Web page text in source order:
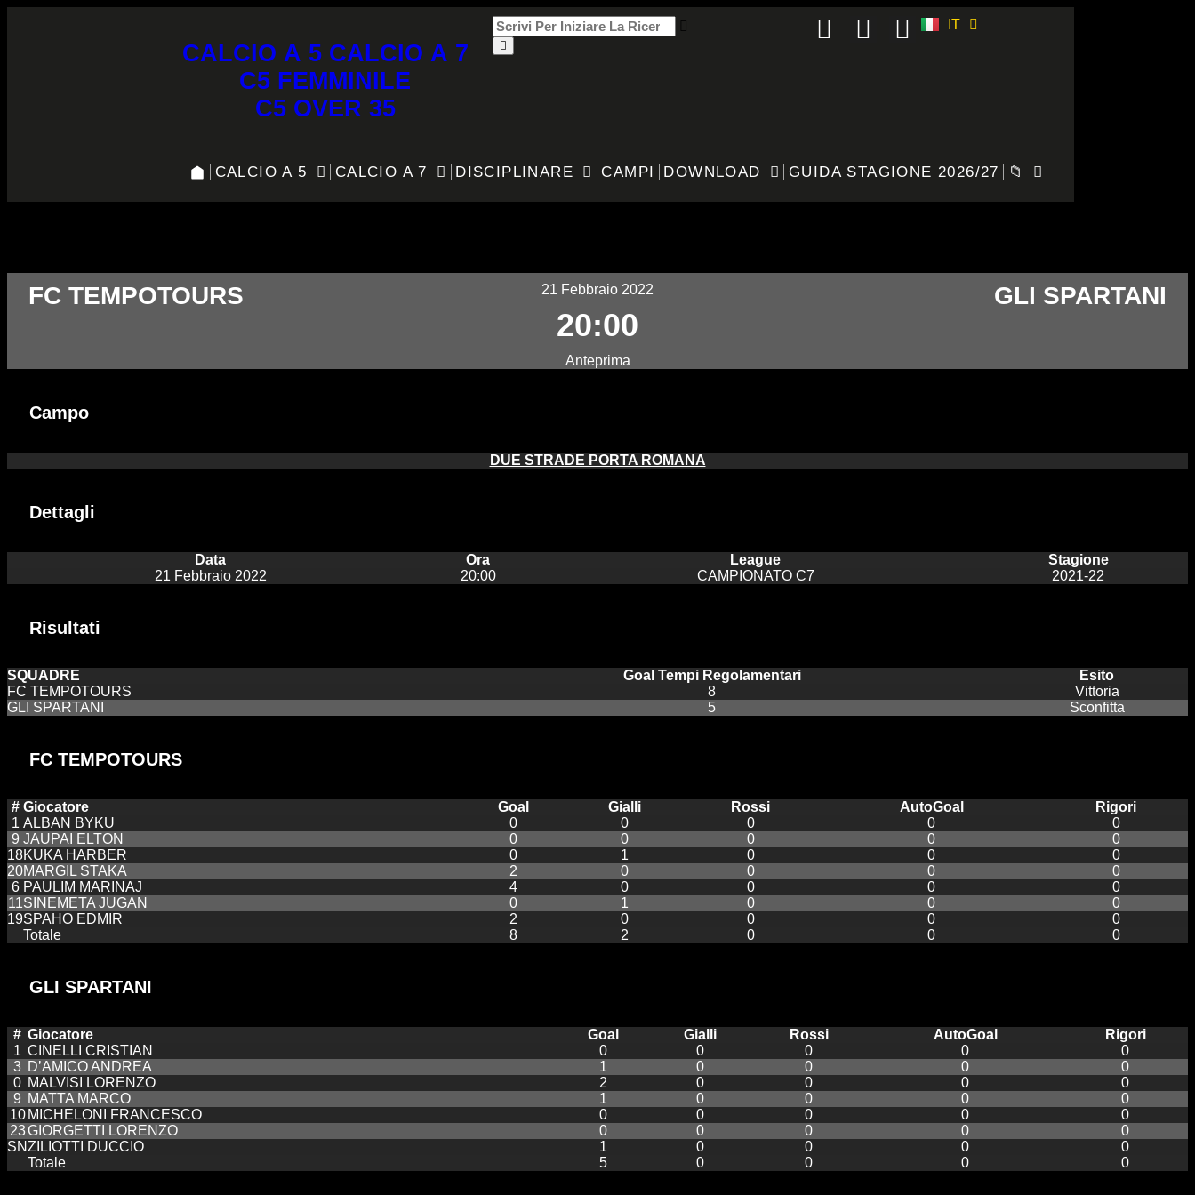
CALCIO A 5 CALCIO A 7
C5 FEMMINILE
C5 OVER 35
IT
ES
CALCIO A 5 CALCIO A 7 DISCIPLINARE CAMPI DOWNLOAD GUIDA STAGIONE 2026/27 📁
FC TEMPOTOURS GLI SPARTANI
21 Febbraio 2022
20:00
Anteprima
Campo
DUE STRADE PORTA ROMANA
Dettagli
Data Ora League
Stagione
21 Febbraio 2022
20:00 CAMPIONATO C7 2021-22
Risultati
SQUADRE Goal Tempi Regolamentari
Esito
FC TEMPOTOURS
8
Vittoria
GLI SPARTANI
5 Sconfitta
FC TEMPOTOURS
# Giocatore Goal Gialli Rossi AutoGoal
Rigori
1 ALBAN BYKU 0 0 0 0
0
9 JAUPAI ELTON 0 0 0 0
0
18KUKA HARBER 0 1 0 0
0
20MARGIL STAKA 2 0 0 0
0
6 PAULIM MARINAJ 4 0 0 0
0
11SINEMETA JUGAN 0 1 0 0
0
19SPAHO EDMIR 2 0 0 0
0
Totale
8 2 0 0 0
GLI SPARTANI
# Giocatore Goal Gialli Rossi AutoGoal
Rigori
1 CINELLI CRISTIAN 0 0 0 0
0
3 D’AMICO ANDREA 1 0 0 0
0
0 MALVISI LORENZO 2 0 0 0
0
9 MATTA MARCO 1 0 0 0
0
10 MICHELONI FRANCESCO 0 0 0 0
0
23GIORGETTI LORENZO 0 0 0 0
0
SNZILIOTTI DUCCIO 1 0 0 0
0
Totale
5 0 0 0 0